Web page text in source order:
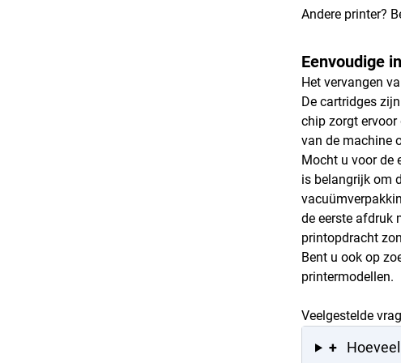
Andere printer?
Eenvoudige
Het vervangen
De cartridges
chip zorgt
van de machine
Mocht u voor de
is belangrijk om
de eerste afdruk
printopdracht
Bent u ook op
printermodellen.
Veelgestelde
+